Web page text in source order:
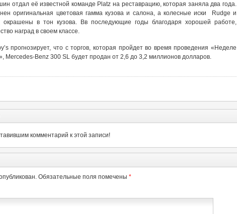
отдал её известной команде Platz на реставрацию, которая заняла два года.
оригинальная цветовая гамма кузова и салона, а колесные иски Rudge и
в тон кузова. Вв последующие годы благодаря хорошей работе,
наград в своем классе.
прогнозирует, что с торгов, которая пройдет во время проведения «Неделе
Mercedes-Benz 300 SL будет продан от 2,6 до 3,2 миллионов долларов.
комментарий к этой записи!
Обязательные поля помечены *